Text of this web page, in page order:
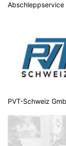
Abschleppservice
PVT-Schweiz